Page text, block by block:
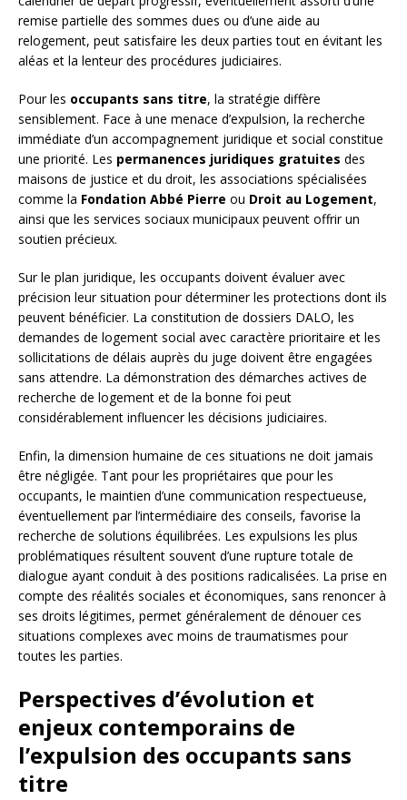
remise partielle des sommes dues ou d’une aide au
relogement, peut satisfaire les deux parties tout en évitant les
aléas et la lenteur des procédures judiciaires.
Pour les occupants sans titre, la stratégie diffère
sensiblement. Face à une menace d’expulsion, la recherche
immédiate d’un accompagnement juridique et social constitue
une priorité. Les permanences juridiques gratuites des
maisons de justice et du droit, les associations spécialisées
comme la Fondation Abbé Pierre ou Droit au Logement,
ainsi que les services sociaux municipaux peuvent offrir un
soutien précieux.
Sur le plan juridique, les occupants doivent évaluer avec
précision leur situation pour déterminer les protections dont ils
peuvent bénéficier. La constitution de dossiers DALO, les
demandes de logement social avec caractère prioritaire et les
sollicitations de délais auprès du juge doivent être engagées
sans attendre. La démonstration des démarches actives de
recherche de logement et de la bonne foi peut
considérablement influencer les décisions judiciaires.
Enfin, la dimension humaine de ces situations ne doit jamais
être négligée. Tant pour les propriétaires que pour les
occupants, le maintien d’une communication respectueuse,
éventuellement par l’intermédiaire des conseils, favorise la
recherche de solutions équilibrées. Les expulsions les plus
problématiques résultent souvent d’une rupture totale de
dialogue ayant conduit à des positions radicalisées. La prise en
compte des réalités sociales et économiques, sans renoncer à
ses droits légitimes, permet généralement de dénouer ces
situations complexes avec moins de traumatismes pour
toutes les parties.
Perspectives d’évolution et
enjeux contemporains de
l’expulsion des occupants sans
titre